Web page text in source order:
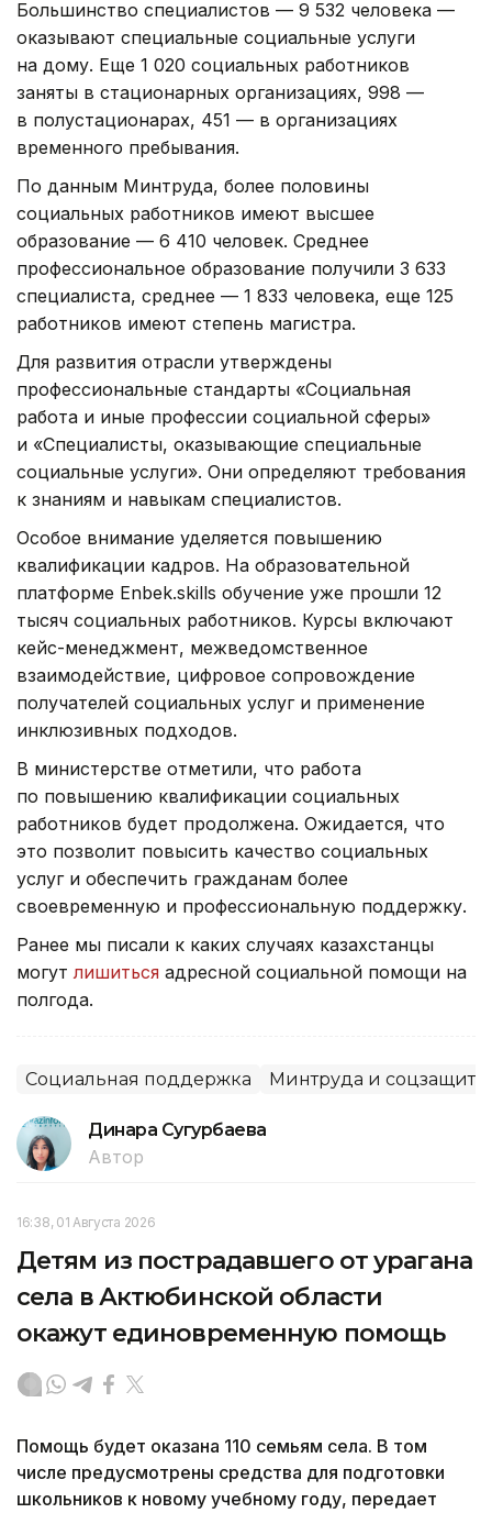
Большинство специалистов — 9 532 человека —
оказывают специальные социальные услуги
на дому. Еще 1 020 социальных работников
заняты в стационарных организациях, 998 —
в полустационарах, 451 — в организациях
временного пребывания.
По данным Минтруда, более половины
социальных работников имеют высшее
образование — 6 410 человек. Среднее
профессиональное образование получили 3 633
специалиста, среднее — 1 833 человека, еще 125
работников имеют степень магистра.
Для развития отрасли утверждены
профессиональные стандарты «Социальная
работа и иные профессии социальной сферы»
и «Специалисты, оказывающие специальные
социальные услуги». Они определяют требования
к знаниям и навыкам специалистов.
Особое внимание уделяется повышению
квалификации кадров. На образовательной
платформе Enbek.skills обучение уже прошли 12
тысяч социальных работников. Курсы включают
кейс-менеджмент, межведомственное
взаимодействие, цифровое сопровождение
получателей социальных услуг и применение
инклюзивных подходов.
В министерстве отметили, что работа
по повышению квалификации социальных
работников будет продолжена. Ожидается, что
это позволит повысить качество социальных
услуг и обеспечить гражданам более
своевременную и профессиональную поддержку.
Ранее мы писали к каких случаях казахстанцы
могутлишиться адресной социальной помощи на
полгода.
Социальная поддержка Минтруда и
Динара Сугурбаева
Автор
16:38, 01 Августа 2026
Детям из пострадавшего от урагана
села в Актюбинской области
окажут единовременную помощь
Помощь будет оказана 110 семьям села. В том
числе предусмотрены средства для подготовки
школьников к новому учебному году, передает